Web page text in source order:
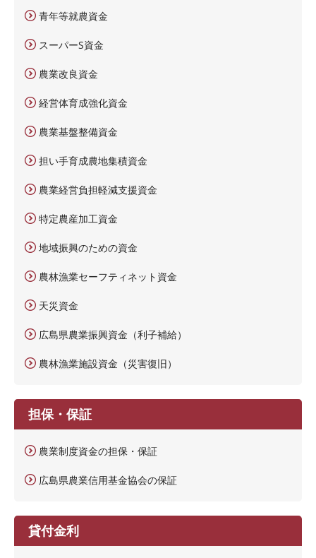
青年等就農資金
スーパーS資金
農業改良資金
経営体育成強化資金
農業基盤整備資金
担い手育成農地集積資金
農業経営負担軽減支援資金
特定農産加工資金
地域振興のための資金
農林漁業セーフティネット資金
天災資金
広島県農業振興資金（利子補給）
農林漁業施設資金（災害復旧）
担保・保証
農業制度資金の担保・保証
広島県農業信用基金協会の保証
貸付金利